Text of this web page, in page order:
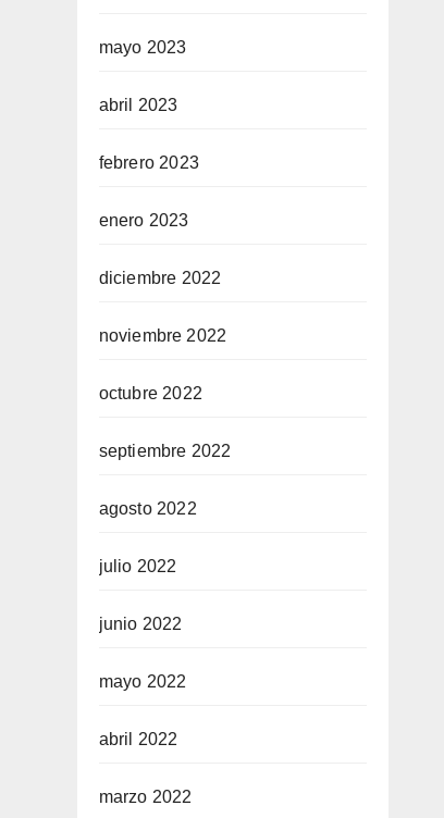
mayo 2023
abril 2023
febrero 2023
enero 2023
diciembre 2022
noviembre 2022
octubre 2022
septiembre 2022
agosto 2022
julio 2022
junio 2022
mayo 2022
abril 2022
marzo 2022